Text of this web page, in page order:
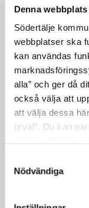
Denna
Södertälje
webbplatser ska
kan användas
alla” och ger då
också välja att
att välja dessa
urval”. Du kan
kan du läsa om
leverantörer
Nödvändiga
Tänkbara
data från
sopdumpning
bevakning
och AI-
töms endast
– Det är
resurser mer